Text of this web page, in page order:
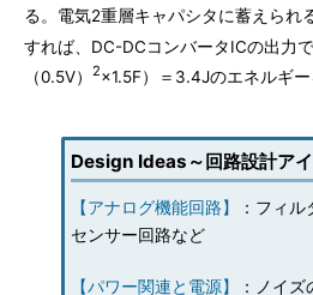
る。電気2重層キャパシタに蓄えられ
すれば、DC-DCコンバータICの出力で
（0.5V） 2×1.5F）＝3.4Jのエネルギー
Design Ideas～回路設計ア
【アナログ機能回路】
：フィル
センサー回路など
【パワー関連と電源】
：ノイ